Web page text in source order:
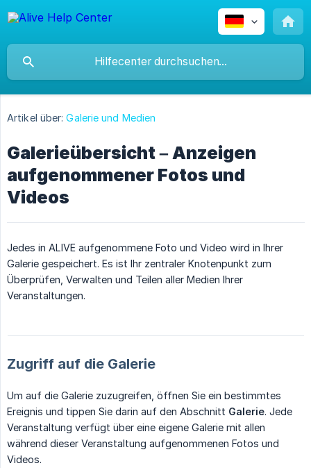
Artikel über: Galerie und Medien
Galerieübersicht – Anzeigen
aufgenommener Fotos und
Videos
Jedes in ALIVE aufgenommene Foto und Video wird in Ihrer
Galerie gespeichert. Es ist Ihr zentraler Knotenpunkt zum
Überprüfen, Verwalten und Teilen aller Medien Ihrer
Veranstaltungen.
Zugriff auf die Galerie
Um auf die Galerie zuzugreifen, öffnen Sie ein bestimmtes
Ereignis und tippen Sie darin auf den Abschnitt Galerie. Jede
Veranstaltung verfügt über eine eigene Galerie mit allen
während dieser Veranstaltung aufgenommenen Fotos und
Videos.